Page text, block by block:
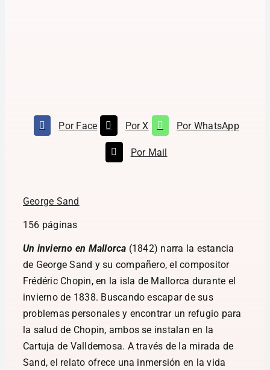
Por Face Por X Por WhatsApp
Por Mail
George Sand
156 páginas
Un invierno en Mallorca (1842) narra la estancia
de George Sand y su compañero, el compositor
Frédéric Chopin, en la isla de Mallorca durante el
invierno de 1838. Buscando escapar de sus
problemas personales y encontrar un refugio para
la salud de Chopin, ambos se instalan en la
Cartuja de Valldemosa. A través de la mirada de
Sand, el relato ofrece una inmersión en la vida